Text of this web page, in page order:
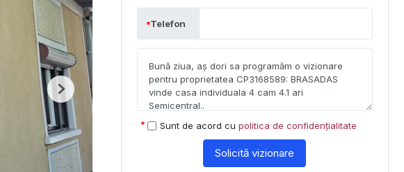
Next
Telefon
Sunt de acord cu politica de confidențialitate
Solicită vizionare